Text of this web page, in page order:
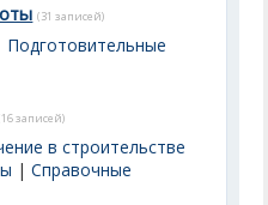
(31 записей)
Подготовительные
записей)
в строительстве
|Справочные